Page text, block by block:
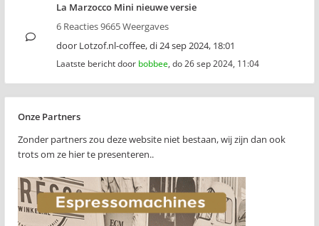
La Marzocco Mini nieuwe versie
6 Reacties 9665 Weergaves
door Lotzof.nl-coffee,di 24 sep 2024, 18:01
Laatste bericht door bobbee, do 26 sep 2024, 11:04
Onze Partners
Zonder partners zou deze website niet bestaan, wij zijn dan ook
trots om ze hier te presenteren..